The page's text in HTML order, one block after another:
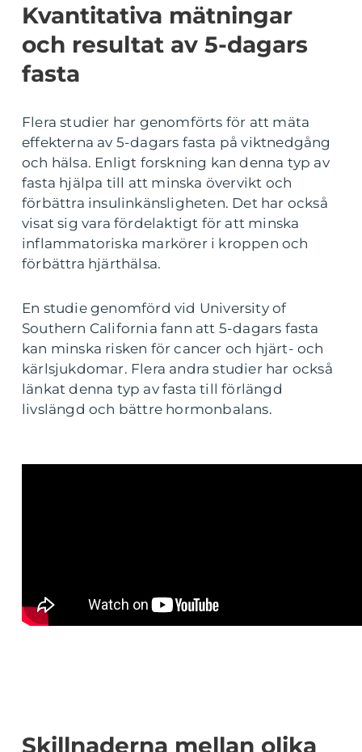
Kvantitativa mätningar
och resultat av 5-dagars
fasta
Flera studier har genomförts för att mäta
effekterna av 5-dagars fasta på viktnedgång
och hälsa. Enligt forskning kan denna typ av
fasta hjälpa till att minska övervikt och
förbättra insulinkänsligheten. Det har också
visat sig vara fördelaktigt för att minska
inflammatoriska markörer i kroppen och
förbättra hjärthälsa.
En studie genomförd vid University of
Southern California fann att 5-dagars fasta
kan minska risken för cancer och hjärt- och
kärlsjukdomar. Flera andra studier har också
länkat denna typ av fasta till förlängd
livslängd och bättre hormonbalans.
Skillnaderna mellan olika